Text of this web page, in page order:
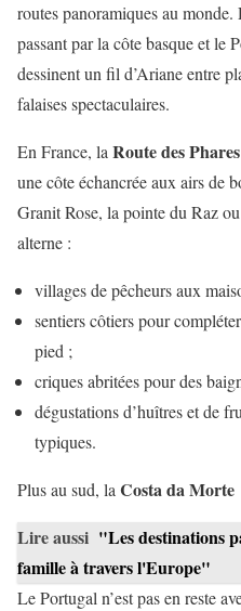
routes panoramiques au
passant par la côte basque et le
dessinent un fil d’Ariane entre
falaises spectaculaires.
En France, laRoute des Phares
une côte échancrée aux airs de
Granit Rose, la pointe du Raz
alterne :
villages de pêcheurs aux
sentiers côtiers pour
pied ;
criques abritées pour des
dégustations d’huîtres et de
typiques.
Plus au sud, laCosta da Morte
Lire aussi "Les destinations
famille à travers l'Europe"
Le Portugal n’est pas en reste